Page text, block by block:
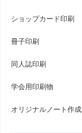
ショップカード印刷
冊子印刷
同人誌印刷
学会用印刷物
オリジナルノート作成